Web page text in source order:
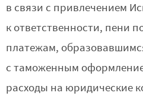
в связи с привлечением
к ответственности, пени
платежам,
с таможенным
расходы на юридические